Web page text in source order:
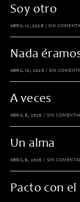
Soy otro
ABRIL 12, 2026 / SIN
Nada
ABRIL 10, 2026 / SIN
A veces
ABRIL 8, 2026 / SIN
Un alma
ABRIL 6, 2026 / SIN
Pacto con